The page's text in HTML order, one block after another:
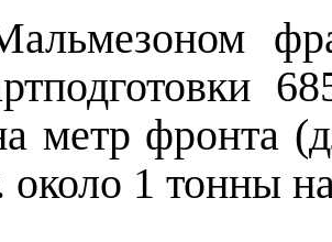
метр фронта
около 1 тонны